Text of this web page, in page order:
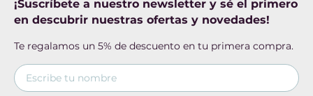
¡Suscríbete a nuestro newsletter y sé el primero
en descubrir nuestras ofertas y novedades!
Te regalamos un 5% de descuento en tu primera compra.